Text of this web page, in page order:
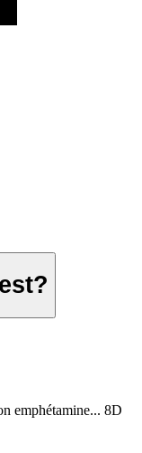
emphétamine... 8D